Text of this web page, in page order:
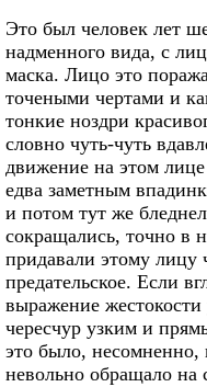
Это был человек лет
надменного вида, с
маска. Лицо это
точеными чертами и
тонкие ноздри
словно чуть-чуть
движение на этом
едва заметным
и потом тут же
сокращались, точно в
придавали этому лицу
предательское. Если
выражение
чересчур узким и
это было, несомненно,
невольно обращало на